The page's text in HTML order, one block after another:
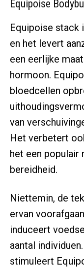
Equipoise
Equipoise stack
en het levert
een eerlijke
hormoon.
bloedcellen
van
Het verbetert
het een
bereidheid.
Niettemin, de
ervan
induceert
aantal
stimuleert